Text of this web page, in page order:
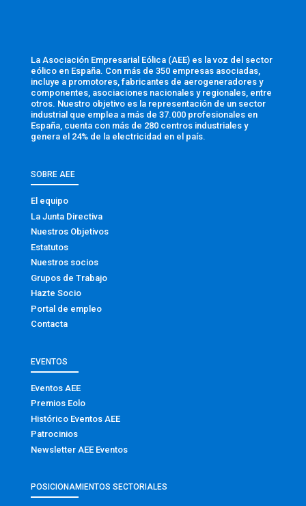
La Asociación Empresarial Eólica (AEE) es la voz del sector
eólico en España. Con más de 350 empresas asociadas,
incluye a promotores, fabricantes de aerogeneradores y
componentes, asociaciones nacionales y regionales, entre
otros. Nuestro objetivo es la representación de un sector
industrial que emplea a más de 37.000 profesionales en
España, cuenta con más de 280 centros industriales y
genera el 24% de la electricidad en el país.
SOBRE AEE
El equipo
La Junta Directiva
Nuestros Objetivos
Estatutos
Nuestros socios
Grupos de Trabajo
Hazte Socio
Portal de empleo
Contacta
EVENTOS
Eventos AEE
Premios Eolo
Histórico Eventos AEE
Patrocinios
Newsletter AEE Eventos
POSICIONAMIENTOS SECTORIALES